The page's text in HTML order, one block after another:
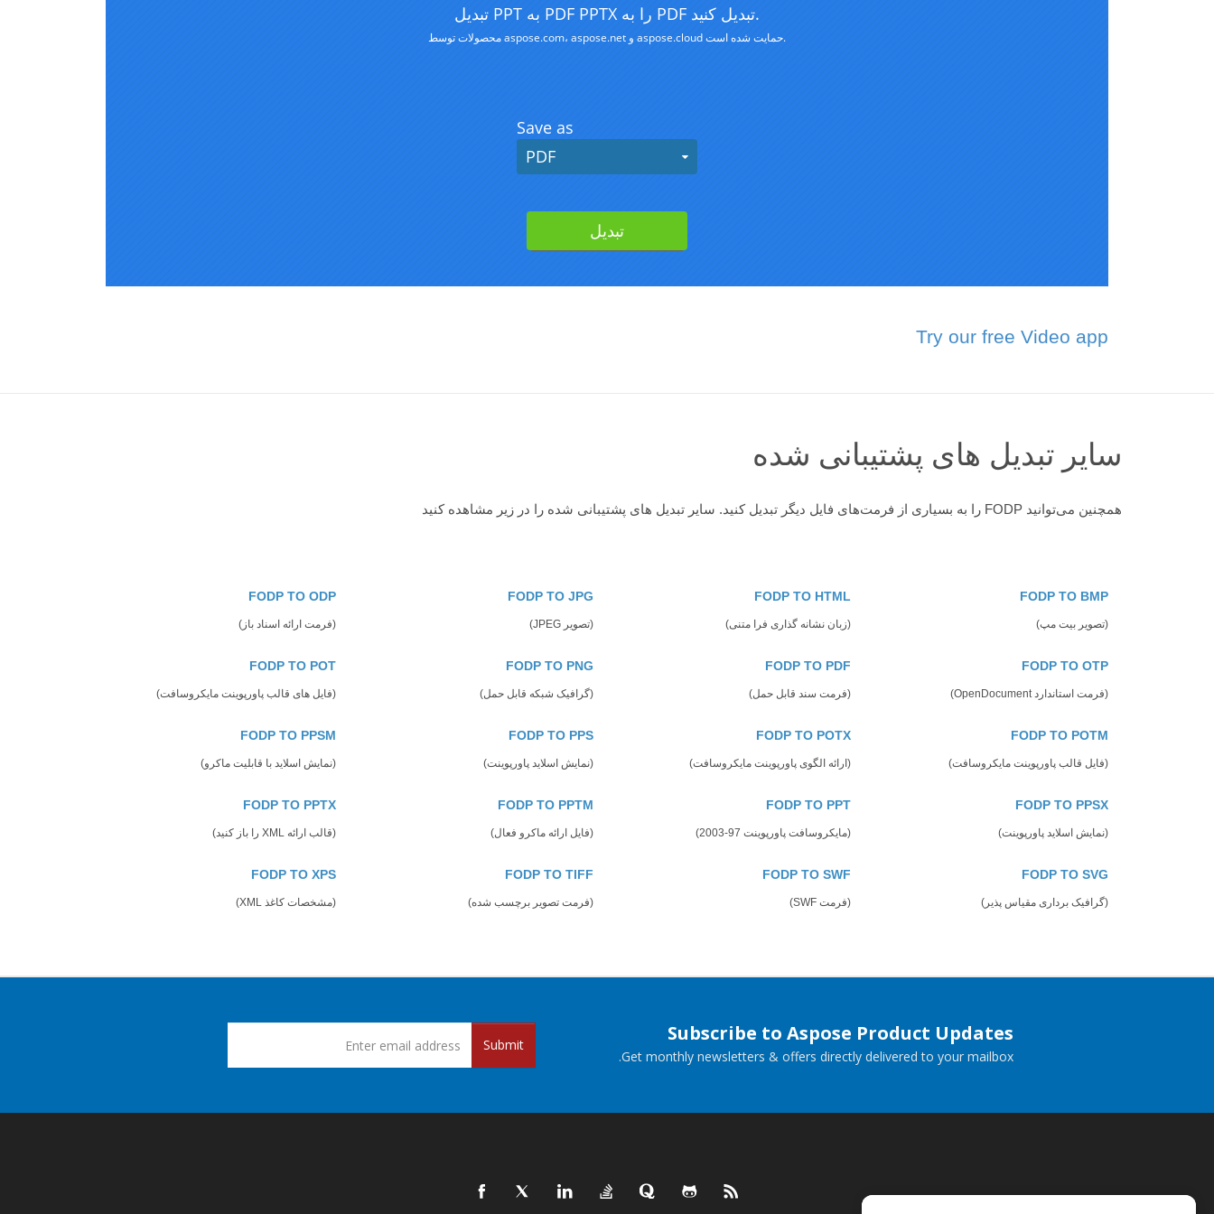
Try our free Video app
سایر تبدیل های پشتیبانی شده
همچنین می‌توانید FODP را به بسیاری از فرمت‌های فایل دیگر تبدیل کنید. سایر تبدیل های پشتیبانی شده را در زیر مشاهده کنید
FODP TO BMP
(تصویر بیت مپ)
FODP TO HTML
(زبان نشانه گذاری فرا متنی)
FODP TO JPG
(تصویر JPEG)
FODP TO ODP
(فرمت ارائه اسناد باز)
FODP TO OTP
(فرمت استاندارد OpenDocument)
FODP TO PDF
(فرمت سند قابل حمل)
FODP TO PNG
(گرافیک شبکه قابل حمل)
FODP TO POT
(فایل های قالب پاورپوینت مایکروسافت)
FODP TO POTM
(فایل قالب پاورپوینت مایکروسافت)
FODP TO POTX
(ارائه الگوی پاورپوینت مایکروسافت)
FODP TO PPS
(نمایش اسلاید پاورپوینت)
FODP TO PPSM
(نمایش اسلاید با قابلیت ماکرو)
FODP TO PPSX
(نمایش اسلاید پاورپوینت)
FODP TO PPT
(مایکروسافت پاورپوینت 97-2003)
FODP TO PPTM
(فایل ارائه ماکرو فعال)
FODP TO PPTX
(قالب ارائه XML را باز کنید)
FODP TO SVG
(گرافیک برداری مقیاس پذیر)
FODP TO SWF
(فرمت SWF)
FODP TO TIFF
(فرمت تصویر برچسب شده)
FODP TO XPS
(مشخصات کاغذ XML)
Subscribe to Aspose Product Updates
Get monthly newsletters & offers directly delivered to your mailbox.
Submit